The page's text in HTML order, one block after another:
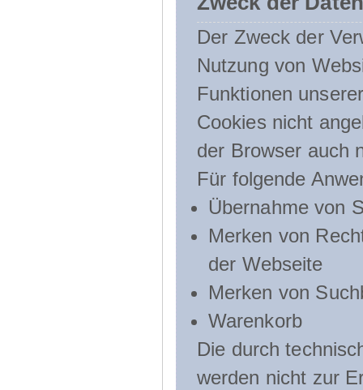
Der Zweck der
Nutzung von
Funktionen
Cookies nicht
der Browser auch
Für folgende
Übernahme von
Merken von
der Webseite
Merken von
Warenkorb
Die durch
werden nicht zur